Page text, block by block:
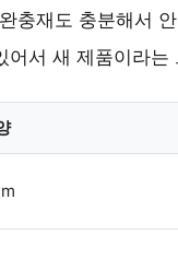
충재도 충분해서
서 새 제품이라는